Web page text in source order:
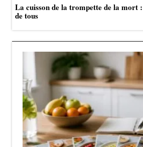
La cuisson de la trompette de la mort
de tous